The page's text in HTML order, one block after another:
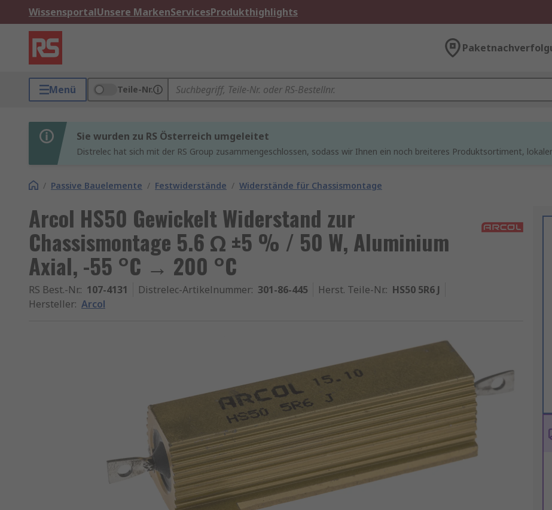
WissensportalUnsere MarkenServicesProdukthighlights
Menü Teile-Nr.
Sie wurden zu RS Österreich umgeleitet
Distrelec hat sich mit der RS Group zusammengeschlossen, sodass wir Ihnen ein noch breiteres Produktsortiment,
/ Passive Bauelemente / Festwiderstände / Widerstände für Chassismontage
Arcol HS50 Gewickelt Widerstand zur
Chassismontage 5.6 Ω ±5 % / 50 W, Aluminium
Axial, -55 °C → 200 °C
RS Best.-Nr.: 107-4131 Distrelec-Artikelnummer: 301-86-445 Herst. Teile-Nr.: HS50 5R6 J
Hersteller: Arcol